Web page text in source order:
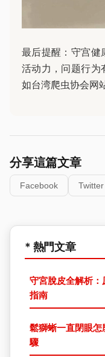
最后提醒：守宫健
活动力，问题行为
如台湾爬虫协会网
分享這篇文章
Facebook Twitter
* 熱門文章
守宮脫皮全解析
指南
鬆獅蜥一直閉眼
驟